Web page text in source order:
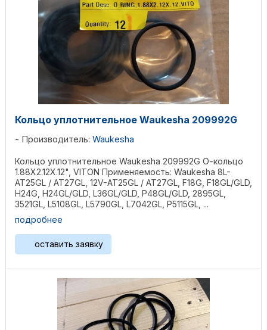
Кольцо уплотнительное Waukesha 209992G
Производитель: Waukesha
Кольцо уплотнительное Waukesha 209992G О-кольцо
1.88X2.12X.12", VITON Применяемость: Waukesha 8L-
AT25GL / AT27GL, 12V-AT25GL / AT27GL, F18G, F18GL/GLD,
H24G, H24GL/GLD, L36GL/GLD, P48GL/GLD, 2895GL,
3521GL, L5108GL, L5790GL, L7042GL, P5115GL, ...
подробнее
оставить заявку